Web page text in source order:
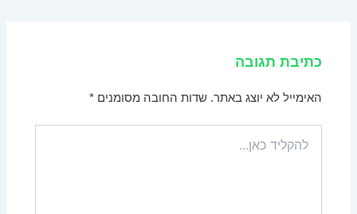
כתיבת תגובה
האימייל לא יוצג באתר. שדות החובה מסומנים*
כאן...